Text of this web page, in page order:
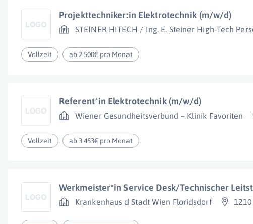
Projekttechniker:in Elektrotechnik (m/w/d)
STEINER HITECH / Ing. E. Steiner High-Tech
Vollzeit ab 2.500€ pro Monat
Referent*in Elektrotechnik (m/w/d)
Wiener Gesundheitsverbund – Klinik Favoriten
Vollzeit ab 3.453€ pro Monat
Werkmeister*in Service Desk/Technischer
Krankenhaus d Stadt Wien Floridsdorf